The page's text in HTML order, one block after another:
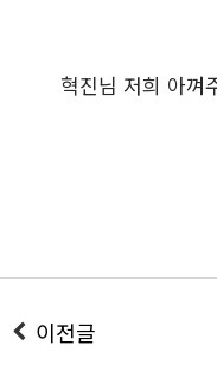
혁진님 저희 아껴
이전글